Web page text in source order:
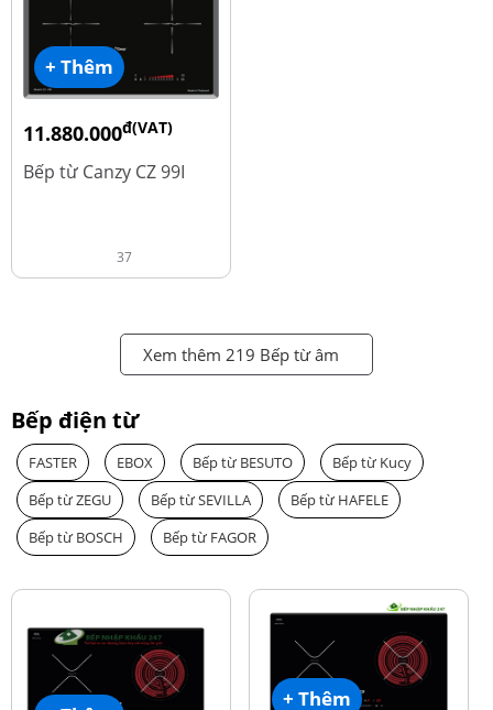
+ Thêm
11.880.000đ(VAT)
13.980.000
Bếp từ Canzy CZ 99I
37
Xem thêm 219 Bếp từ âm
Bếp điện từ
FASTER EBOX Bếp từ BESUTO
Bếp từ Kucy
Bếp từ ZEGU
Bếp từ SEVILLA
Bếp từ HAFELE
Bếp từ BOSCH
Bếp từ FAGOR
+ Thêm